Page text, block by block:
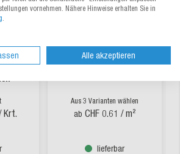
Krt.
Luftpolsterfolie 60 µm
RECYCLING
Aus 3 Varianten wählen
ab CHF 0.61 / m²
lieferbar
vornehmen. Nähere Hinweise erhalten Sie in
.
Alle akzeptieren